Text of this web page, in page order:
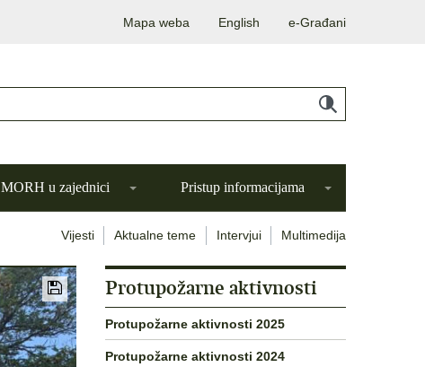
Mapa weba English e-Građani
MORH u zajednici Pristup informacijama
Vijesti Aktualne teme Intervjui Multimedija
Protupožarne aktivnosti
Protupožarne aktivnosti 2025
Protupožarne aktivnosti 2024